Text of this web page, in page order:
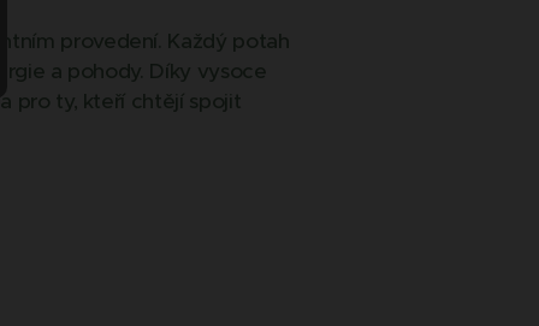
provedení. Každý potah
a pohody. Díky vysoce
pro ty, kteří chtějí spojit